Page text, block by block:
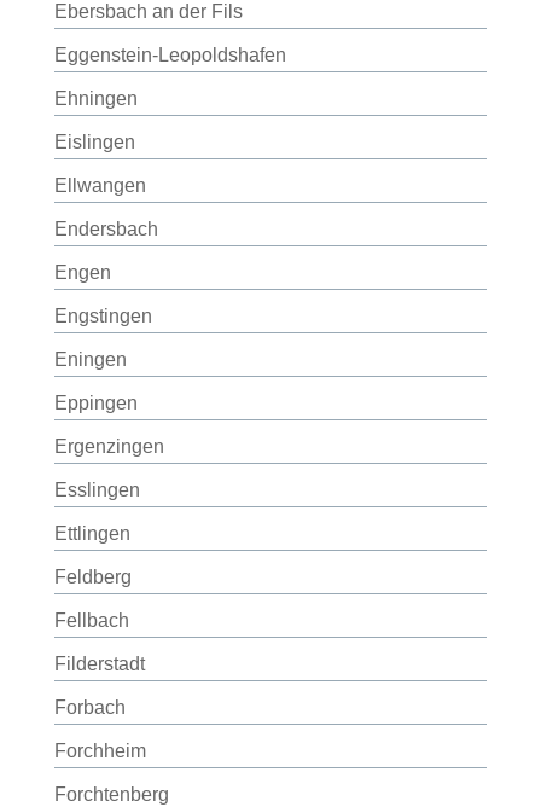
Ebersbach an der Fils
Eggenstein-Leopoldshafen
Ehningen
Eislingen
Ellwangen
Endersbach
Engen
Engstingen
Eningen
Eppingen
Ergenzingen
Esslingen
Ettlingen
Feldberg
Fellbach
Filderstadt
Forbach
Forchheim
Forchtenberg